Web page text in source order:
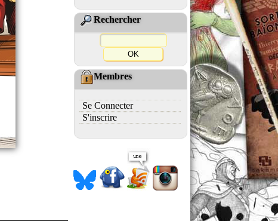
Rechercher
Membres
Se Connecter
S'inscrire